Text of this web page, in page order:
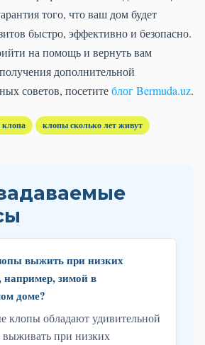
того, что ваш дом будет
быстро, эффективно и безопасно.
на помощь и вернуть вам
дополнительной
советов, посетитеблог Bermuda.uz.
клопа клопы сколько лет живут
выжить при низких
например, зимой в
доме?
клопы обладают удивительной
выживать при низких